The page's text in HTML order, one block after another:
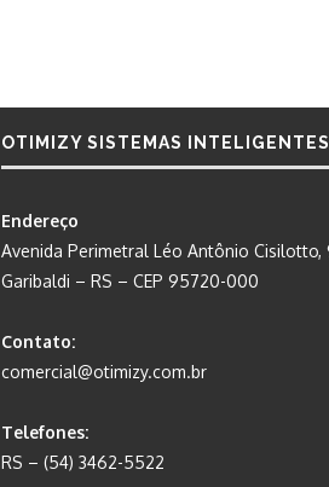
OTIMIZY SISTEMAS INTELIGENTES
Endereço
Avenida Perimetral Léo Antônio
Garibaldi – RS – CEP 95720-000
Contato:
comercial@otimizy.com.br
Telefones:
RS – (54) 3462-5522